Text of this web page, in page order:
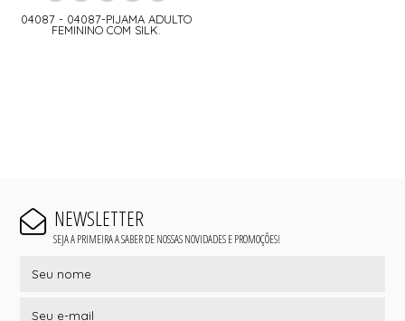
04087 - 04087-PIJAMA ADULTO
FEMININO COM SILK.
NEWSLETTER
SEJA A PRIMEIRA A SABER DE NOSSAS NOVIDADES E PROMOÇÕES!